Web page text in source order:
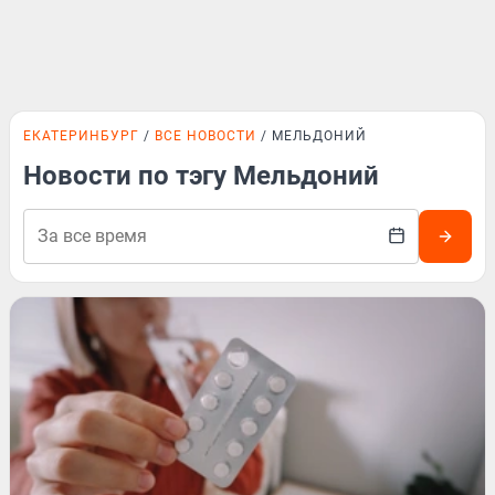
ЕКАТЕРИНБУРГ ВСЕ НОВОСТИ МЕЛЬДОНИЙ
Новости по тэгу Мельдоний